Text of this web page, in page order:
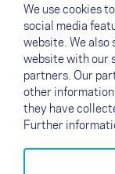
ratunkowy,
sytuacji.
Dowiedz się
We use cookies
social media
website. We also
website with our
partners. Our
other
they have
Further